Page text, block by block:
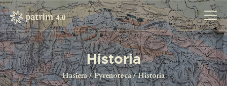
Historia
Hasiera Pyrenoteca Historia
HASIERA